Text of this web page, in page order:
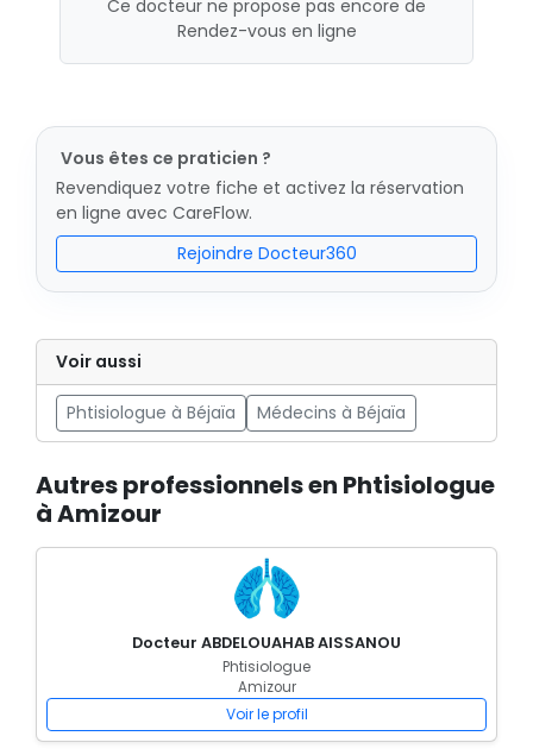
Ce docteur ne propose pas encore de
Rendez-vous en ligne
Vous êtes ce praticien ?
Revendiquez votre fiche et activez la réservation
en ligne avec CareFlow.
Rejoindre Docteur360
Voir aussi
Phtisiologue à Béjaïa Médecins à Béjaïa
Autres professionnels en Phtisiologue
à Amizour
Docteur ABDELOUAHAB AISSANOU
Phtisiologue
Amizour
Voir le profil